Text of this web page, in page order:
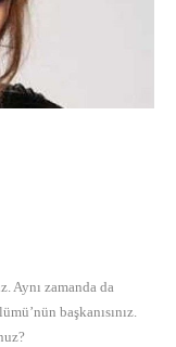
Aynı zamanda da
başkanısınız.